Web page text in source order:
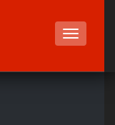
Меню